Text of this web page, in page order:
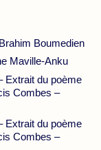
Boumedien
Maville-Anku
Extrait du poème
Combes –
Extrait du poème
Combes –